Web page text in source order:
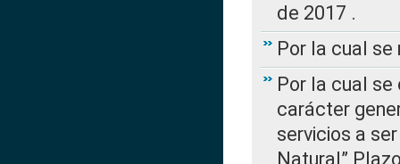
de 2017 .
Por la cual se
Por la cual
carácter
servicios a
Natural”